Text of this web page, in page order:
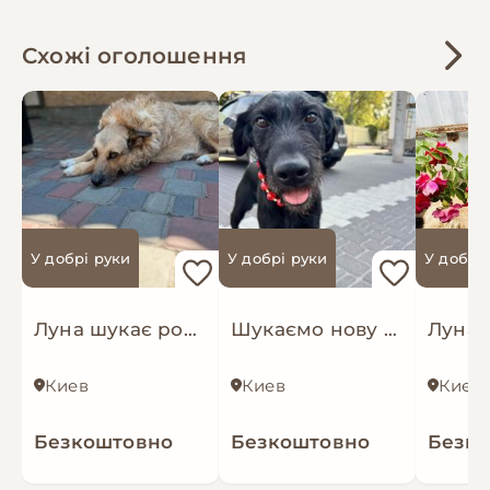
Схожі оголошення
У добрі руки
Луна шукає родину
Киев
Безкоштовно
У добрі руки
Шукаємо нову родину покинутим собачкам
Киев
Безкоштовно
У добрі
Киев